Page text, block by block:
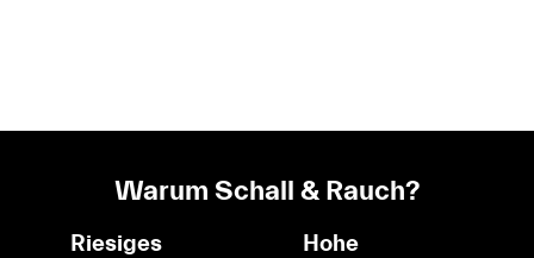
Warum Schall & Rauch?
Riesiges
Hohe